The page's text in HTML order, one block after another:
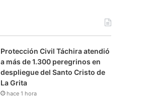
Protección Civil Táchira atendió
a más de 1.300 peregrinos en
despliegue del Santo Cristo de
La Grita
hace 1 hora